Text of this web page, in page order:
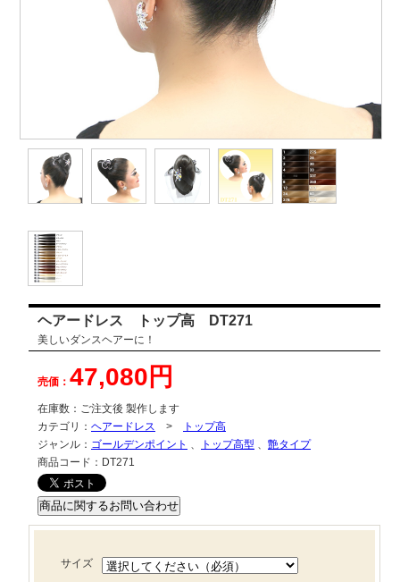
ヘアードレス トップ高 DT271
美しいダンスヘアーに！
売価： 47,080円
在庫数： ご注文後 製作します
カテゴリ： ヘアードレス >
トップ高
ジャンル： ゴールデンポイント 、 トップ高型 、 艶タイプ
商品コード： DT271
サイズ